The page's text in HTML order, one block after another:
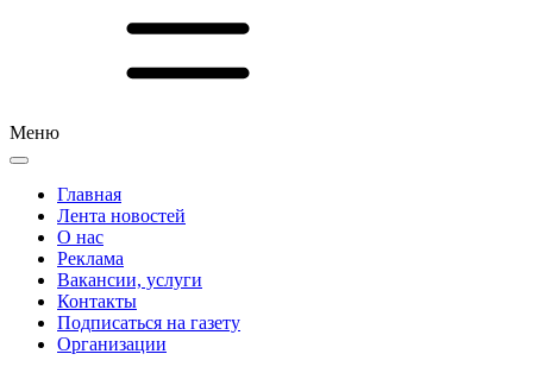
Меню
Главная
Лента новостей
О нас
Реклама
Вакансии, услуги
Контакты
Подписаться на газету
Организации